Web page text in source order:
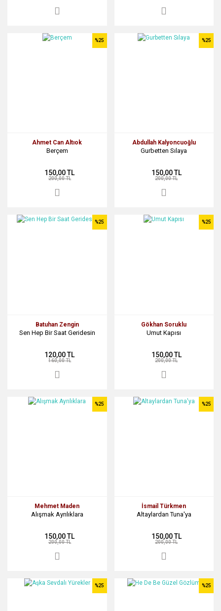
Ahmet Can Altıok
Berçem
%25
150,00 TL
200,00 TL
Abdullah Kalyoncuoğlu
Gurbetten Sılaya
%25
150,00 TL
200,00 TL
Batuhan Zengin
Sen Hep Bir Saat Geridesin
%25
120,00 TL
160,00 TL
Gökhan Soruklu
Umut Kapısı
%25
150,00 TL
200,00 TL
Mehmet Maden
Alışmak Ayrılıklara
%25
150,00 TL
200,00 TL
İsmail Türkmen
Altaylardan Tuna'ya
%25
150,00 TL
200,00 TL
%25 %25